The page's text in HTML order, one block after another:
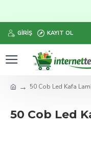
GIRIŞ KAYIT OL
50 Cob Led Kafa
50 Cob Led